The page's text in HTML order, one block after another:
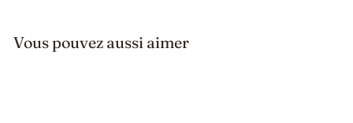
Vous pouvez aussi aimer